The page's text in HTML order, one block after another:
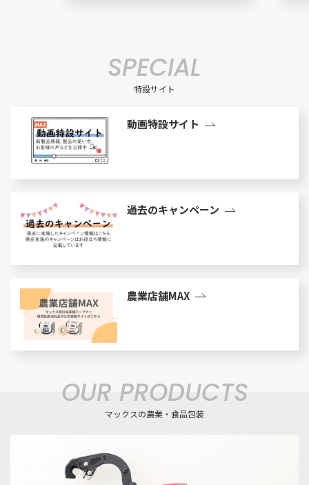
SPECIAL
特設サイト
動画特設サイト
過去のキャンペーン
農業店舗MAX
OUR PRODUCTS
マックスの農業・食品包装